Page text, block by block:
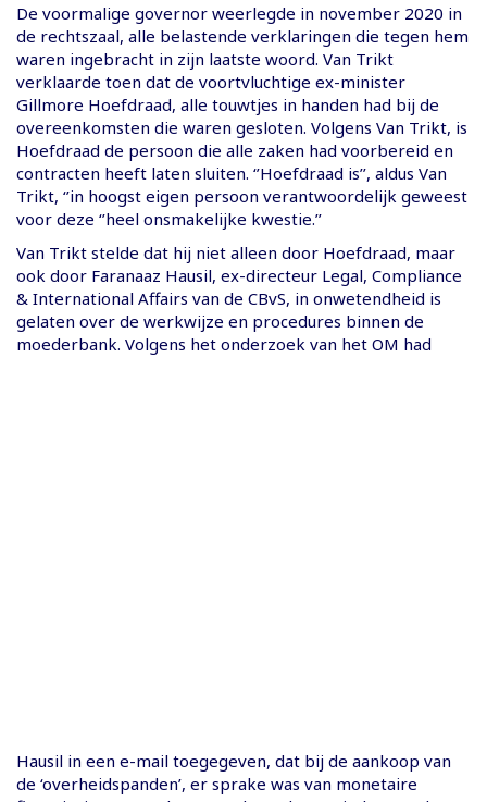
De voormalige governor weerlegde in november 2020 in
de rechtszaal, alle belastende verklaringen die tegen hem
waren ingebracht in zijn laatste woord. Van Trikt
verklaarde toen dat de voortvluchtige ex-minister
Gillmore Hoefdraad, alle touwtjes in handen had bij de
overeenkomsten die waren gesloten. Volgens Van Trikt, is
Hoefdraad de persoon die alle zaken had voorbereid en
contracten heeft laten sluiten. ‘’Hoefdraad is’’, aldus Van
Trikt, ‘’in hoogst eigen persoon verantwoordelijk geweest
voor deze ‘’heel onsmakelijke kwestie.’’
Van Trikt stelde dat hij niet alleen door Hoefdraad, maar
ook door Faranaaz Hausil, ex-directeur Legal, Compliance
& International Affairs van de CBvS, in onwetendheid is
gelaten over de werkwijze en procedures binnen de
moederbank. Volgens het onderzoek van het OM had
Hausil in een e-mail toegegeven, dat bij de aankoop van
de ‘overheidspanden’, er sprake was van monetaire